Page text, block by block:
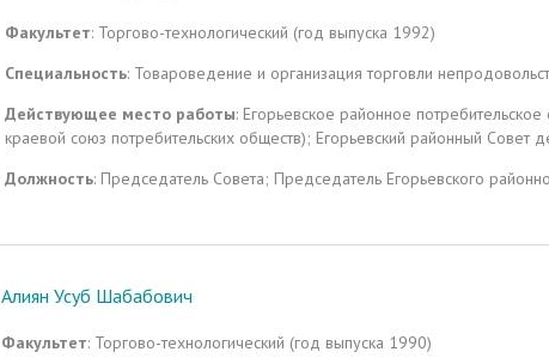
Факультет: Торгово-технологический (год выпуска 1992)
Специальность: Товароведение и организация торговли
Действующее место работы: Егорьевское районное потребительское
краевой союз потребительских обществ); Егорьевский районный Совет
Должность: Председатель Совета; Председатель Егорьевского
Алиян Усуб Шабабович
Факультет: Торгово-технологический (год выпуска 1990)